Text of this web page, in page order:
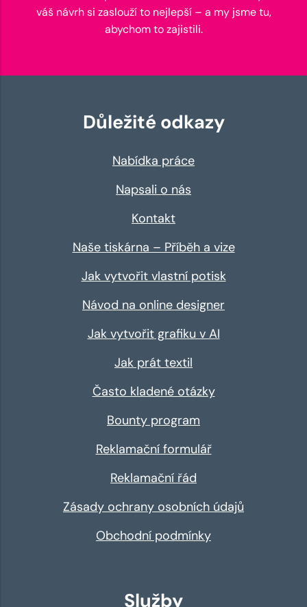
váš návrh si zaslouží to nejlepší – a my jsme tu,
abychom to zajistili.
Důležité odkazy
Nabídka práce
Napsali o nás
Kontakt
Naše tiskárna – Příběh a vize
Jak vytvořit vlastní potisk
Návod na online designer
Jak vytvořit grafiku v AI
Jak prát textil
Často kladené otázky
Bounty program
Reklamační formulář
Reklamační řád
Zásady ochrany osobních údajů
Obchodní podmínky
Služby